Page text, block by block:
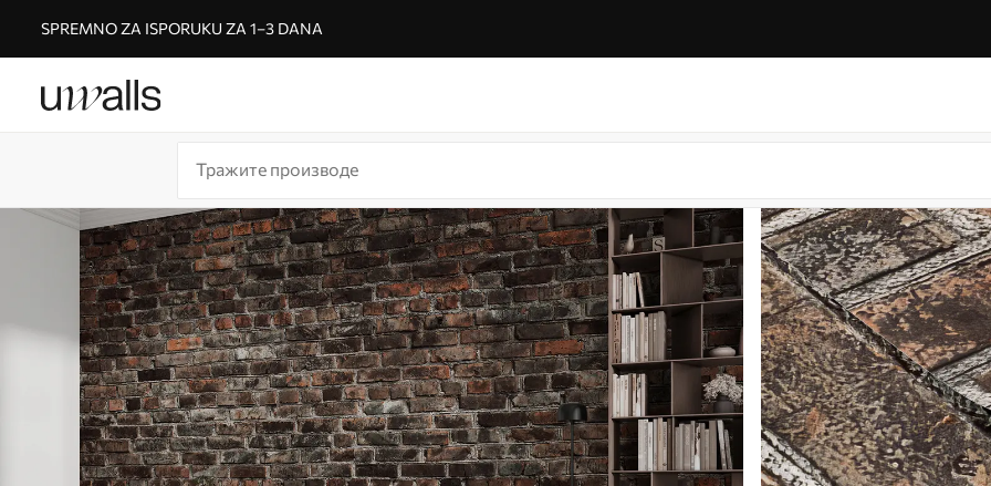
SPREMNO ZA ISPORUKU ZA 1–3 DANA